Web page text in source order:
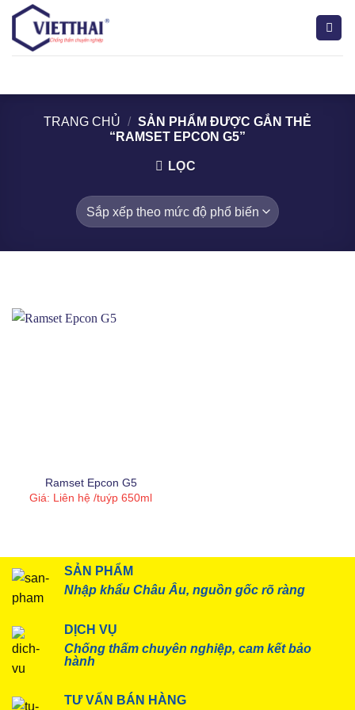
TRANG CHỦ / SẢN PHẨM ĐƯỢC GẮN THẺ
“RAMSET EPCON G5”
LỌC
Nano (3)
Nhựa PVC nguyên sinh(8)
Nước(8)
Polyurea (5)
Polyurethane (23)
(14)
Ramset Epcon G5
Giá: Liên hệ /tuýp 650ml
SẢN PHẨM
Nhập khẩu Châu Âu, nguồn gốc rõ ràng
DỊCH VỤ
Chống thấm chuyên nghiệp, cam kết bảo
hành
TƯ VẤN BÁN HÀNG